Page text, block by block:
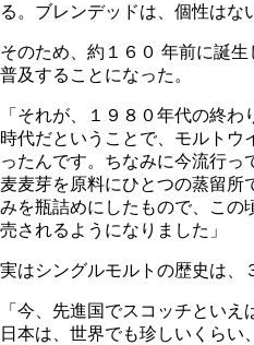
る。ブレンデッドは、個性はな
そのため、約１６０ 年前に誕
普及することになった。
「それが、１９８０年代の終
時代だということで、モルトウ
ったんです。ちなみに今流行っ
麦麦芽を原料にひとつの蒸留所
みを瓶詰めにしたもので、この
売されるようになりました」
実はシングルモルトの歴史は、
「今、先進国でスコッチとい
日本は、世界でも珍しいくらい